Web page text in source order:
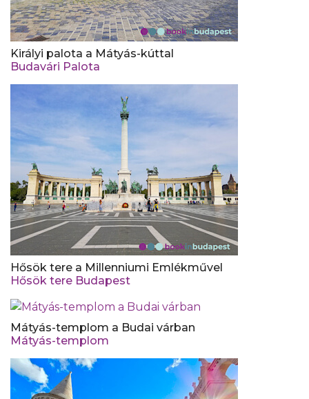
Királyi palota a Mátyás-kúttal
Budavári Palota
Hősök tere a Millenniumi Emlékművel
Hősök tere Budapest
Mátyás-templom a Budai várban
Mátyás-templom